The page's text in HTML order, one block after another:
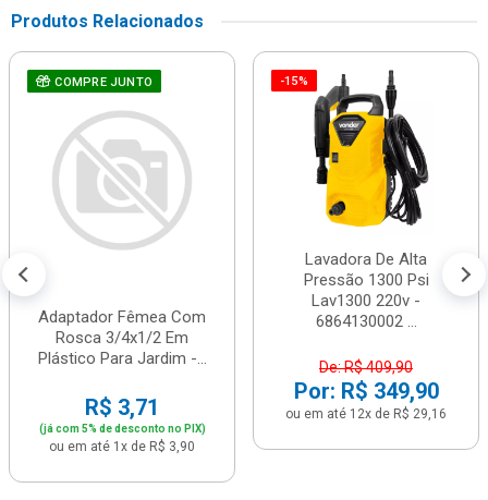
Produtos Relacionados
COMPRE JUNTO
Adaptador Fêmea Com
Rosca 3/4x1/2 Em
Plástico Para Jardim -...
R$ 3,71
(já com 5% de desconto no PIX)
ou em até 1x de R$ 3,90
-15%
Lavadora De Alta
Pressão 1300 Psi
Lav1300 220v -
6864130002 ...
De: R$ 409,90
Por: R$ 349,90
ou em até 12x de R$ 29,16